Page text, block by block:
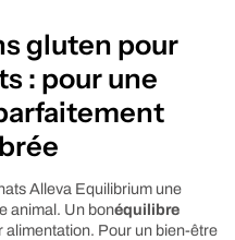
gluten pour
: pour une
Alleva Equilibrium une
animal. Un bonéquilibre
alimentation. Pour un bien-être